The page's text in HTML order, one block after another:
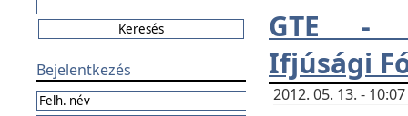
Bejelentkezés
GTE -
Ifjúsági
2012. 05. 13. -